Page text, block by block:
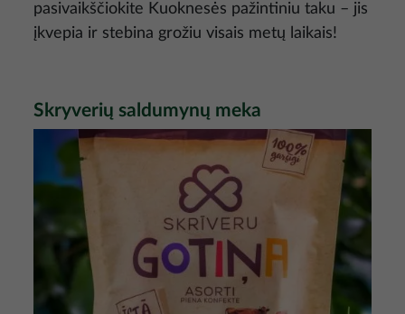
pasivaikščiokite Kuoknesės pažintiniu taku – jis
įkvepia ir stebina grožiu visais metų laikais!
Skryverių saldumynų meka
Nuotrauka